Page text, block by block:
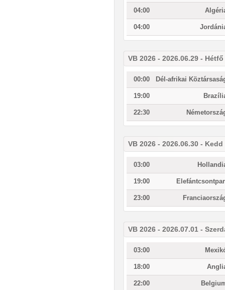
04:00
04:00
VB 2026 - 2026.06.29 - Hétfő
00:00 Dél-afrikai
19:00
22:30
VB 2026 - 2026.06.30 - Kedd
03:00
19:00
23:00
VB 2026 - 2026.07.01 -
03:00
18:00
22:00